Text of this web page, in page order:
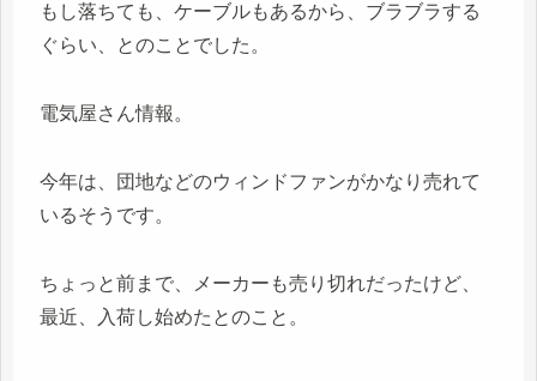
もし落ちても、ケーブルもあるから、ブラブラする
ぐらい、とのことでした。
電気屋さん情報。
今年は、団地などのウィンドファンがかなり売れて
いるそうです。
ちょっと前まで、メーカーも売り切れだったけど、
最近、入荷し始めたとのこと。